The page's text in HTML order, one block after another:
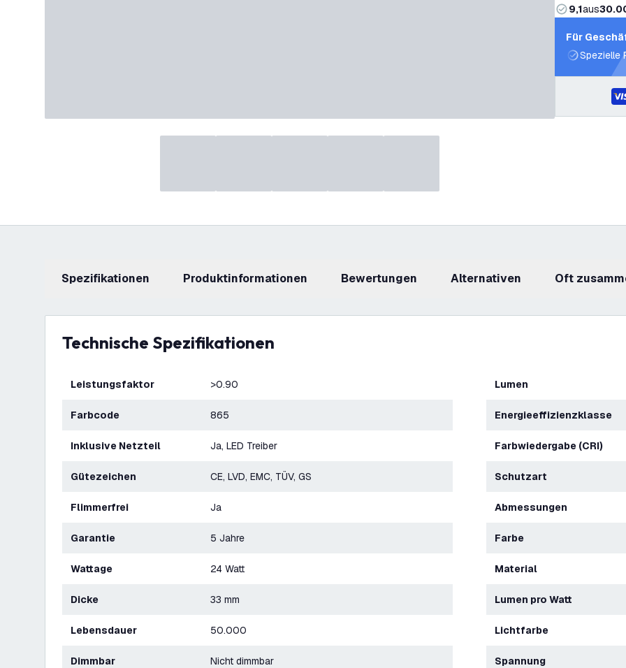
9,1aus
Für
Spezielle
Spezifikationen Produktinformationen Bewertungen Alternativen Oft
Technische Spezifikationen
Leistungsfaktor >0.90
Farbcode 865
Inklusive Netzteil Ja, LED Treiber
Gütezeichen CE, LVD, EMC, TÜV, GS
Flimmerfrei Ja
Garantie 5 Jahre
Wattage 24 Watt
Dicke 33 mm
Lebensdauer 50.000
Dimmbar Nicht dimmbar
Lumen
Energieeffizienzklasse
Farbwiedergabe (CRI)
Schutzart
Abmessungen
Farbe
Material
Lumen pro Watt
Lichtfarbe
Spannung